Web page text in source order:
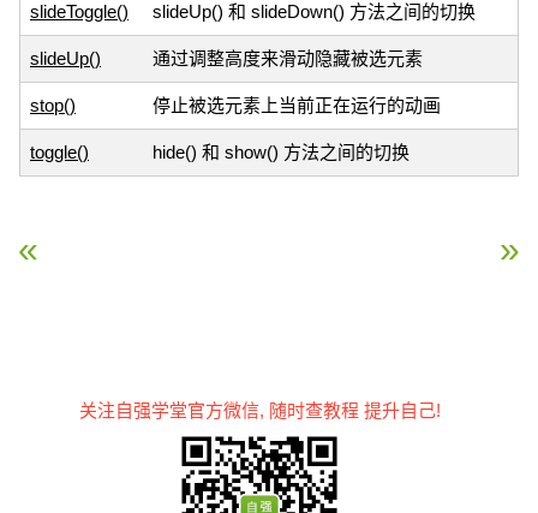
slideToggle() slideUp() 和 slideDown() 方法之间的切换
slideUp() 通过调整高度来滑动隐藏被选元素
stop() 停止被选元素上当前正在运行的动画
toggle() hide() 和 show() 方法之间的切换
« jQuery 事件方法 jQuery HTML / CSS 方
关注自强学堂官方微信, 随时查教程 提升自己!